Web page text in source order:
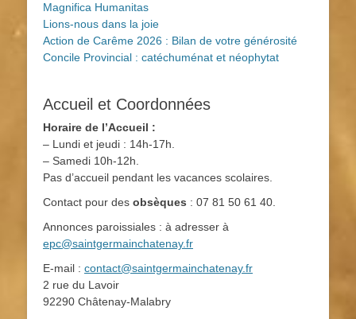
Magnifica Humanitas
Lions-nous dans la joie
Action de Carême 2026 : Bilan de votre générosité
Concile Provincial : catéchuménat et néophytat
Accueil et Coordonnées
Horaire de l’Accueil :
– Lundi et jeudi : 14h-17h.
– Samedi 10h-12h.
Pas d’accueil pendant les vacances scolaires.
Contact pour des obsèques : 07 81 50 61 40.
Annonces paroissiales : à adresser à
epc@saintgermainchatenay.fr
E-mail : contact@saintgermainchatenay.fr
2 rue du Lavoir
92290 Châtenay-Malabry